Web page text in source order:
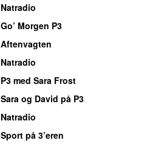
Natradio
Go’ Morgen P3
Aftenvagten
Natradio
P3 med Sara Frost
Sara og David på P3
Natradio
Sport på 3’eren